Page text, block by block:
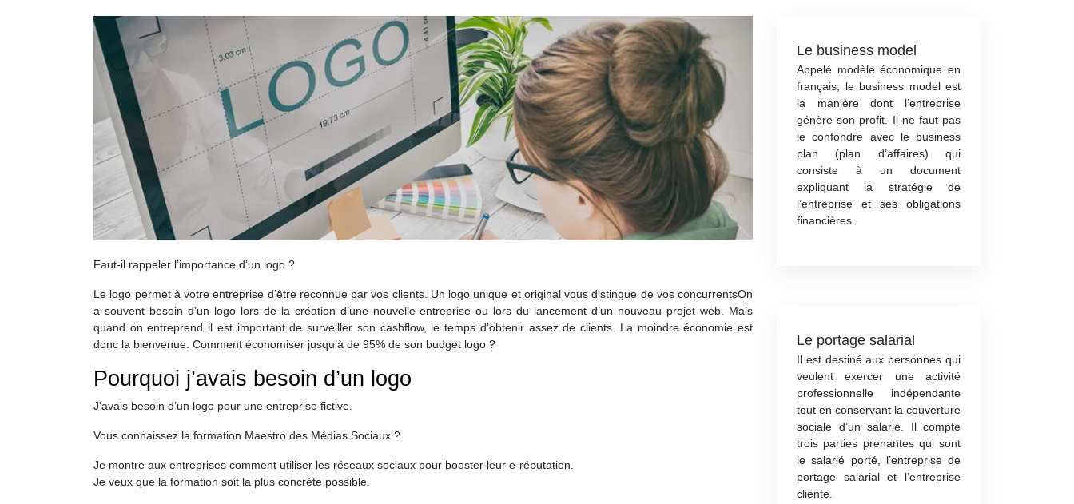
Faut-il rappeler l’importance d’un logo ?
Le logo permet à votre entreprise d’être reconnue par vos clients. Un logo unique et original vous distingue de vos concurrentsOn
a souvent besoin d’un logo lors de la création d’une nouvelle entreprise ou lors du lancement d’un nouveau projet web. Mais
quand on entreprend il est important de surveiller son cashflow, le temps d’obtenir assez de clients. La moindre économie est
donc la bienvenue. Comment économiser jusqu’à de 95% de son budget logo ?
Pourquoi j’avais besoin d’un logo
J’avais besoin d’un logo pour une entreprise fictive.
Vous connaissez la formation Maestro des Médias Sociaux ?
Je montre aux entreprises comment utiliser les réseaux sociaux pour booster leur e-réputation.
Je veux que la formation soit la plus concrète possible.
Le business model
Appelé modèle économique en
français, le business model est
la manière dont l’entreprise
génère son profit. Il ne faut pas
le confondre avec le business
plan (plan d’affaires) qui
consiste à un document
expliquant la stratégie de
l’entreprise et ses obligations
financières.
Le portage salarial
Il est destiné aux personnes qui
veulent exercer une activité
professionnelle indépendante
tout en conservant la couverture
sociale d’un salarié. Il compte
trois parties prenantes qui sont
le salarié porté, l’entreprise de
portage salarial et l’entreprise
cliente.